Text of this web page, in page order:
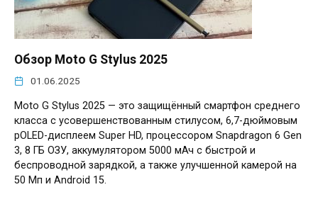
Обзор Moto G Stylus 2025
01.06.2025
Moto G Stylus 2025 — это защищённый смартфон среднего
класса с усовершенствованным стилусом, 6,7-дюймовым
pOLED-дисплеем Super HD, процессором Snapdragon 6 Gen
3, 8 ГБ ОЗУ, аккумулятором 5000 мАч с быстрой и
беспроводной зарядкой, а также улучшенной камерой на
50 Мп и Android 15.